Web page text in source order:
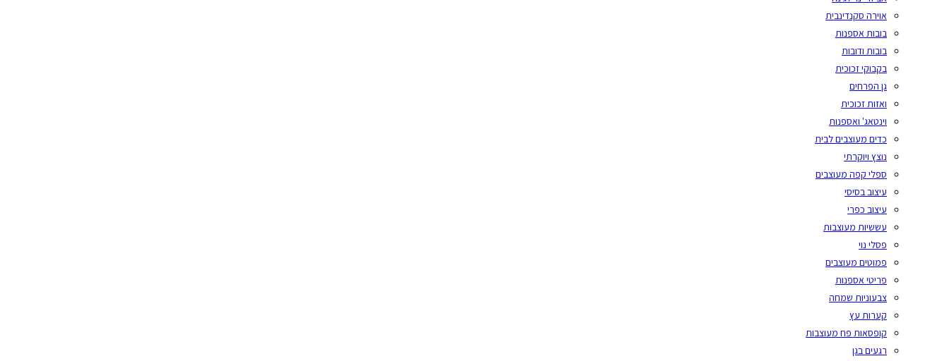
אוירה סקנדינבית
בובות אספנות
בובות ודובות
בקבוקי זכוכית
גן הפרחים
ואזות זכוכית
וינטאג' ואספנות
כדים מעוצבים לבית
נוצץ ויוקרתי
ספלי קפה מעוצבים
עיצוב בסיסי
עיצוב כפרי
עששיות מעוצבות
פסלי נוי
פמוטים מעוצבים
פריטי אספנות
צבעוניות שמחה
קערות עץ
קופסאות פח מעוצבות
רגעים בגן